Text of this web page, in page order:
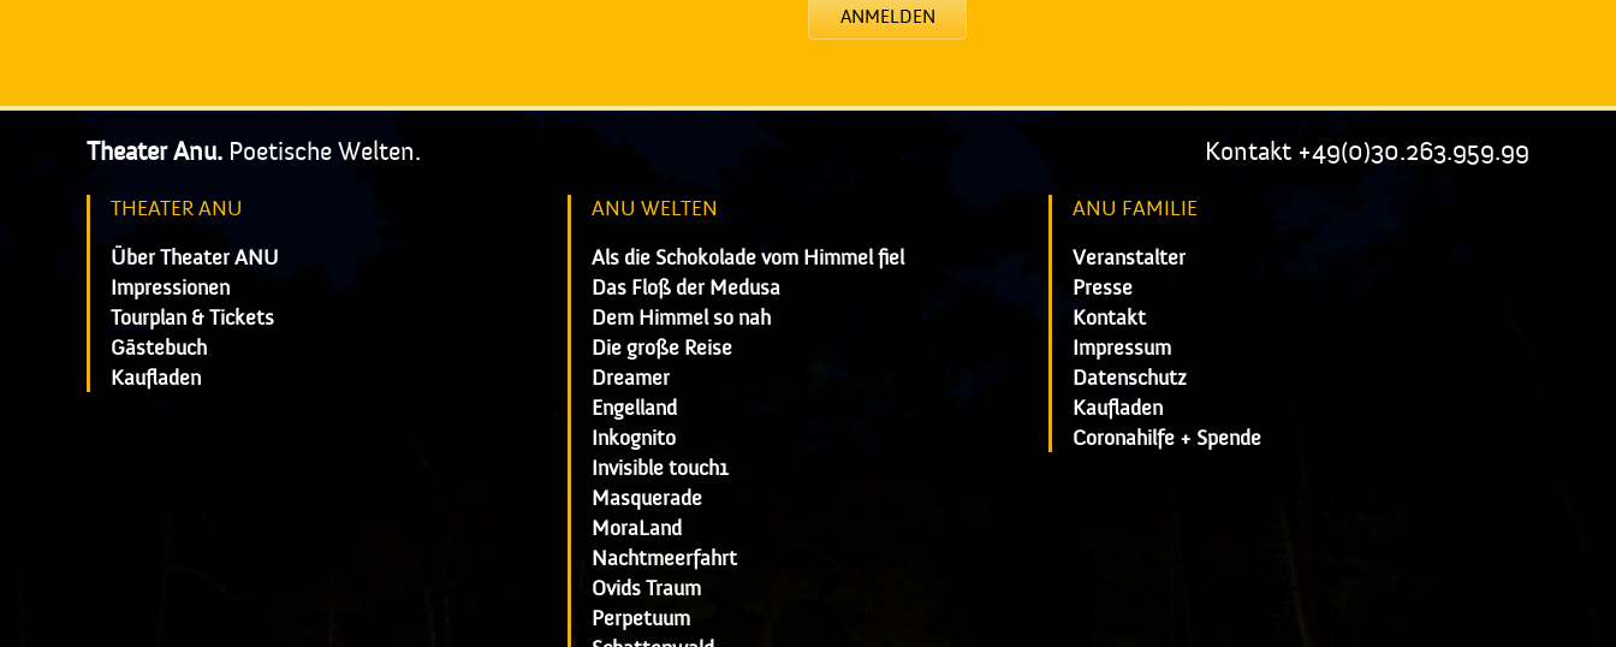
ANMELDEN
Theater Anu. Poetische Welten. Kontakt +49(0)30.263.959.99
THEATER ANU
Über Theater ANU
Impressionen
Tourplan & Tickets
Gästebuch
Kaufladen
ANU WELTEN
Als die Schokolade vom Himmel fiel
Das Floß der Medusa
Dem Himmel so nah
Die große Reise
Dreamer
Engelland
Inkognito
Invisible touch1
Masquerade
MoraLand
Nachtmeerfahrt
Ovids Traum
Perpetuum
ANU FAMILIE
Veranstalter
Presse
Kontakt
Impressum
Datenschutz
Kaufladen
Coronahilfe + Spende